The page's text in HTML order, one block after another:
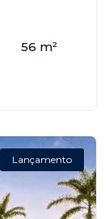
56 m²
Lançamento